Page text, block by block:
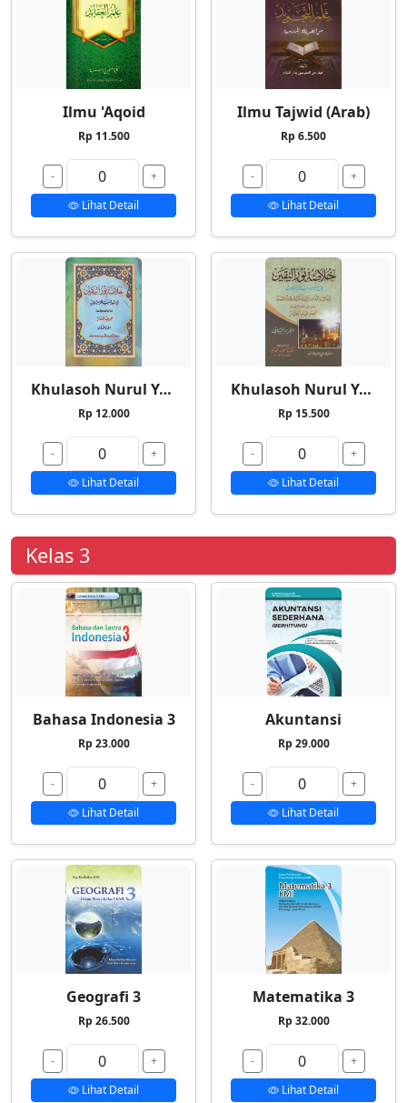
Ilmu 'Aqoid
Rp 11.500
-
+
Lihat Detail
Ilmu Tajwid (Arab)
Rp 6.500
-
+
Lihat Detail
Khulasoh Nurul Yaqin 1
Rp 12.000
-
+
Lihat Detail
Khulasoh Nurul Yaqin 2
Rp 15.500
-
+
Lihat Detail
Kelas 3
Bahasa Indonesia 3
Rp 23.000
-
+
Lihat Detail
Akuntansi
Rp 29.000
-
+
Lihat Detail
Geografi 3
Rp 26.500
-
+
Lihat Detail
Matematika 3
Rp 32.000
-
+
Lihat Detail